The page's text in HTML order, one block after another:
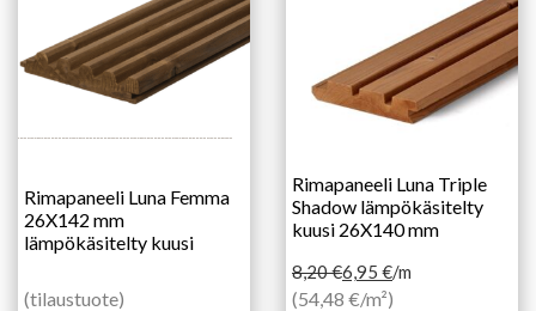
Rimapaneeli Luna Femma
26X142 mm
lämpökäsitelty kuusi
(tilaustuote)
Rimapaneeli Luna Triple
Shadow lämpökäsitelty
kuusi 26X140 mm
8,20€
Alkuperäinen
6,95 €
Nykyinen
/m
(54,48 €/m²)